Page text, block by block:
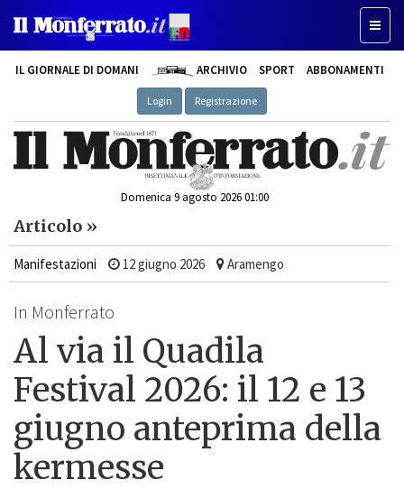
IL GIORNALE DI DOMANI ARCHIVIO SPORT ABBONAMENTI
Login Registrazione
Domenica 9 agosto 2026 01:00
Articolo »
Manifestazioni 12 giugno 2026 Aramengo
In Monferrato
Al via il Quadila
Festival 2026: il 12 e 13
giugno anteprima della
kermesse